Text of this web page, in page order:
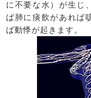
に不要な水）が生じ
ば肺に痰飲があれば
ば動悸が起きます。